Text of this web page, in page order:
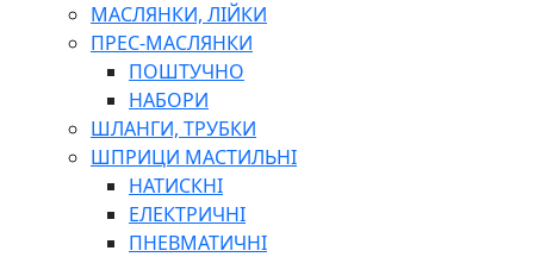
МАСЛЯНКИ, ЛІЙКИ
ПРЕС-МАСЛЯНКИ
ПОШТУЧНО
НАБОРИ
ШЛАНГИ, ТРУБКИ
ШПРИЦИ МАСТИЛЬНІ
НАТИСКНІ
ЕЛЕКТРИЧНІ
ПНЕВМАТИЧНІ